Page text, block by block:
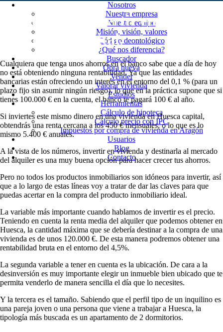
Nosotros
Nuestra empresa
Nuestro equipo
Misión, visión, valores
Código deontológico
¿Qué nos diferencia?
Buscador
Obra nueva
Vender
Valorar vivienda
Estudios
Herramientas
Cálculo de hipoteca
Cálculo precio con IPC
Impuestos por compra de vivienda en Aragón
Usuarios
Blog
Contacto
Claves para invertir en vivienda
en Huesca capital.
Cualquiera que tenga unos ahorros en el banco sabe que a día de hoy
no está obteniendo ninguna rentabilidad. Ya que las entidades
bancarias están ofreciendo un interés en el entorno del 0,1 % (para un
plazo fijo sin asumir ningún riesgo), lo que en la práctica supone que si
tienes 100.000 € en la cuenta, el banco te pagará 100 € al año.
Si inviertes este mismo dinero en una vivienda en Huesca capital,
obtendrás una renta cercana a los 450 € mensuales, o lo que es lo
mismo 5.400 € anuales.
A la vista de los números, invertir en vivienda y destinarla al mercado
del alquiler es una muy buena opción para hacer crecer tus ahorros.
Pero no todos los productos inmobiliarios son idóneos para invertir, así
que a lo largo de estas líneas voy a tratar de dar las claves para que
puedas acertar en la compra del producto inmobiliario ideal.
La variable más importante cuando hablamos de invertir es el precio.
Teniendo en cuenta la renta media del alquiler que podemos obtener en
Huesca, la cantidad máxima que se debería destinar a la compra de una
vivienda es de unos 120.000 €. De esta manera podremos obtener una
rentabilidad bruta en el entorno del 4,5%.
La segunda variable a tener en cuenta es la ubicación. De cara a la
desinversión es muy importante elegir un inmueble bien ubicado que te
permita venderlo de manera sencilla el día que lo necesites.
Y la tercera es el tamaño. Sabiendo que el perfil tipo de un inquilino es
una pareja joven o una persona que viene a trabajar a Huesca, la
tipología más buscada es un apartamento de 2 dormitorios.